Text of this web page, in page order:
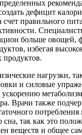
дефицит
счет правильного
больше овощей,
избегая
продуктов.
нагрузки,
и силовые
ускорению
Врачи также
сна, так как это
веществ и общее